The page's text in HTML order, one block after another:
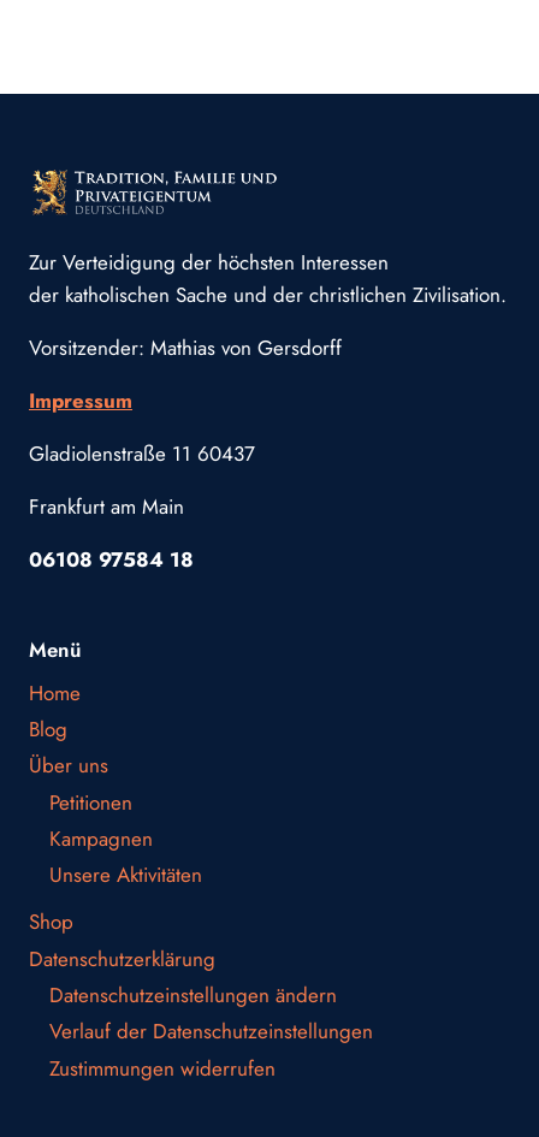
Zur Verteidigung der höchsten Interessen
der katholischen Sache und der christlichen Zivilisation.
Vorsitzender: Mathias von Gersdorff
Impressum
Gladiolenstraße 11 60437
Frankfurt am Main
06108 97584 18
Menü
Home
Blog
Über uns
Petitionen
Kampagnen
Unsere Aktivitäten
Shop
Datenschutzerklärung
Datenschutzeinstellungen ändern
Verlauf der Datenschutzeinstellungen
Zustimmungen widerrufen